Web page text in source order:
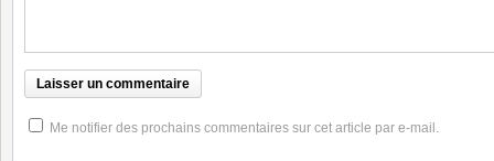
Me notifier des prochains commentaires sur cet article par e-mail.